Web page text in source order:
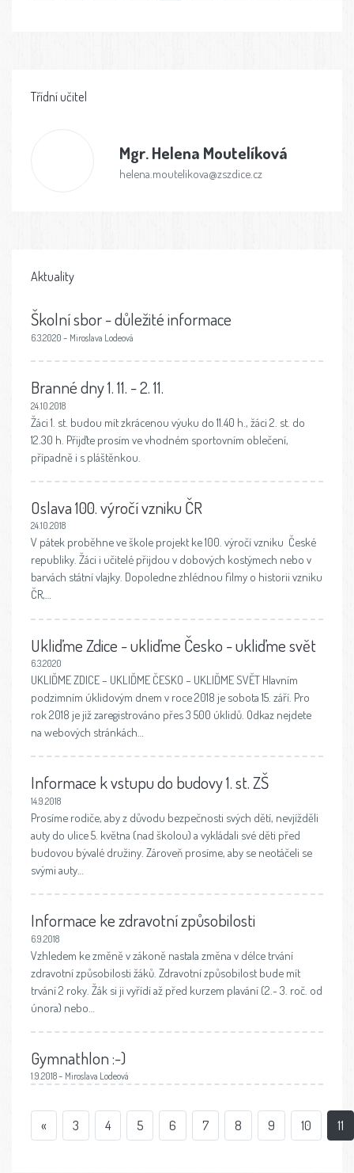
Třídní učitel
Mgr.Helena Moutelíková
helena.moutelikova@zszdice.cz
Aktuality
Školní sbor - důležité informace
6.3.2020 – Miroslava Lodeová
Branné dny 1. 11. - 2. 11.
24.10.2018
Žáci 1. st. budou mít zkrácenou výuku do 11.40 h., žáci 2. st. do
12.30 h. Přijďte prosím ve vhodném sportovním oblečení,
případně i s pláštěnkou.
Oslava 100. výročí vzniku ČR
24.10.2018
V pátek proběhne ve škole projekt ke 100. výročí vzniku České
republiky. Žáci i učitelé přijdou v dobových kostýmech nebo v
barvách státní vlajky. Dopoledne zhlédnou filmy o historii vzniku
ČR,…
Ukliďme Zdice - ukliďme Česko - ukliďme svět
6.3.2020
UKLIĎME ZDICE – UKLIĎME ČESKO – UKLIĎME SVĚT Hlavním
podzimním úklidovým dnem v roce 2018 je sobota 15. září. Pro
rok 2018 je již zaregistrováno přes 3 500 úklidů. Odkaz nejdete
na webových stránkách…
Informace k vstupu do budovy 1. st. ZŠ
14.9.2018
Prosíme rodiče, aby z důvodu bezpečnosti svých dětí, nevjížděli
auty do ulice 5. května (nad školou) a vykládali své děti před
budovou bývalé družiny. Zároveň prosíme, aby se neotáčeli se
svými auty…
Informace ke zdravotní způsobilosti
6.9.2018
Vzhledem ke změně v zákoně nastala změna v délce trvání
zdravotní způsobilosti žáků. Zdravotní způsobilost bude mít
trvání 2 roky. Žák si ji vyřídí až před kurzem plavání (2.- 3. roč. od
února) nebo…
Gymnathlon :-)
1.9.2018 – Miroslava Lodeová
« 3 4 5 6 7 8 9 10 11